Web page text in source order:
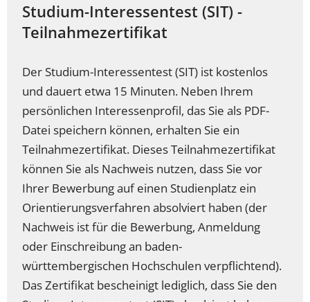
Studium-Interessentest (SIT) -
Teilnahmezertifikat
Der Studium-Interessentest (SIT) ist kostenlos
und dauert etwa 15 Minuten. Neben Ihrem
persönlichen Interessenprofil, das Sie als PDF-
Datei speichern können, erhalten Sie ein
Teilnahmezertifikat. Dieses Teilnahmezertifikat
können Sie als Nachweis nutzen, dass Sie vor
Ihrer Bewerbung auf einen Studienplatz ein
Orientierungsverfahren absolviert haben (der
Nachweis ist für die Bewerbung, Anmeldung
oder Einschreibung an baden-
württembergischen Hochschulen verpflichtend).
Das Zertifikat bescheinigt lediglich, dass Sie den